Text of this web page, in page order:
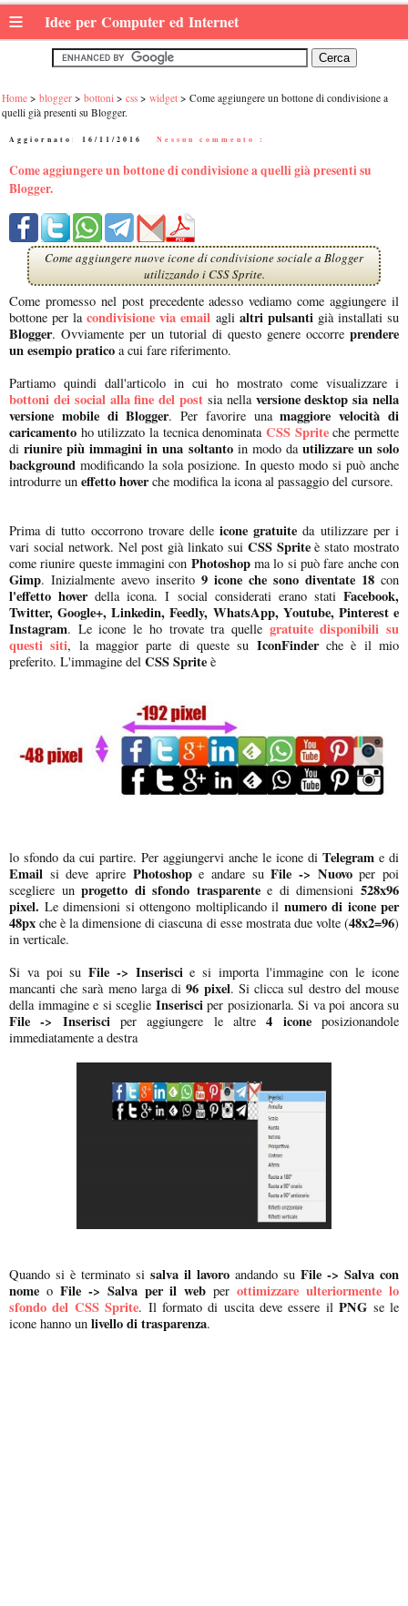
≡ Idee per Computer ed Internet
Home blogger bottoni css widget
Come aggiungere un bottone di condivisione a
quelli già presenti su Blogger.
Aggiornato: 16/11/2016 Nessun commento :
Come aggiungere un bottone di condivisione a quelli già presenti su
Blogger.
Come aggiungere nuove icone di condivisione sociale a Blogger
utilizzando i CSS Sprite.
Come promesso nel post precedente adesso vediamo come aggiungere il
bottone per la condivisione via email agli altri pulsantigià installati su
Blogger. Ovviamente per un tutorial di questo genere occorre prendere
un esempio pratico a cui fare riferimento.
Partiamo quindi dall'articolo in cui ho mostrato come visualizzare i
bottoni dei social alla fine del post sia nella versione desktop sia nella
versione mobile di Blogger. Per favorire unamaggiore velocità di
caricamento ho utilizzato la tecnica denominata CSS Spriteche permette
diriunire più immagini in una soltantoin modo da utilizzare un solo
background modificando la sola posizione. In questo modo si può anche
introdurre un effetto hoverche modifica la icona al passaggio del cursore.
Prima di tutto occorrono trovare delleicone gratuite da utilizzare per i
vari social network. Nel post già linkato suiCSS Spriteè stato mostrato
come riunire queste immagini con Photoshopma lo si può fare anche con
Gimp. Inizialmente avevo inserito 9 icone che sono diventate 18 con
l'effetto hoverdella icona. I social considerati erano statiFacebook,
Twitter, Google+, Linkedin, Feedly, WhatsApp, Youtube, Pinterest e
Instagram. Le icone le ho trovate tra quelle gratuite disponibili su
questi siti, la maggior parte di queste su IconFinderche è il mio
preferito. L'immagine del CSS Sprite è
lo sfondo da cui partire. Per aggiungervi anche le icone di Telegram e di
Email si deve aprire Photoshope andare suFile -> Nuovoper poi
scegliere unprogetto di sfondo trasparentee di dimensioni528x96
pixel. Le dimensioni si ottengono moltiplicando il numero di icone per
48px che è la dimensione di ciascuna di esse mostrata due volte (48x2=96)
in verticale.
Si va poi suFile -> Inserisci e si importa l'immagine con le icone
mancanti che sarà meno larga di96 pixel. Si clicca sul destro del mouse
della immagine e si sceglie Inserisci per posizionarla. Si va poi ancora su
File -> Inserisci per aggiungere le altre 4 iconeposizionandole
immediatamente a destra
Quando si è terminato si salva il lavoro andando su File -> Salva con
nome oFile -> Salva per il web perottimizzare ulteriormente lo
sfondo del CSS Sprite. Il formato di uscita deve essere ilPNG se le
icone hanno un livello di trasparenza.